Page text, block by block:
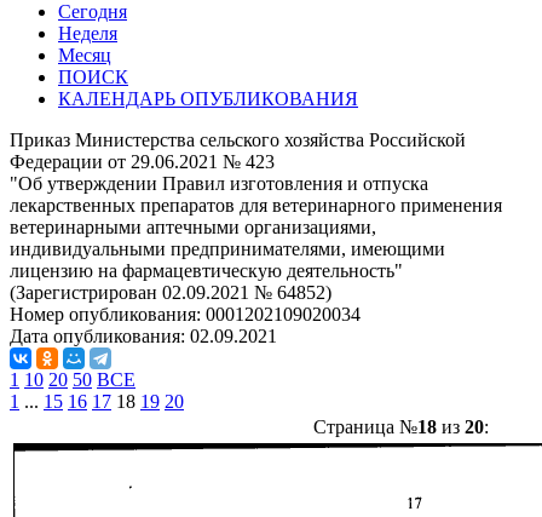
Сегодня
Неделя
Месяц
ПОИСК
КАЛЕНДАРЬ ОПУБЛИКОВАНИЯ
Приказ Министерства сельского хозяйства Российской
Федерации от 29.06.2021 № 423
"Об утверждении Правил изготовления и отпуска
лекарственных препаратов для ветеринарного применения
ветеринарными аптечными организациями,
индивидуальными предпринимателями, имеющими
лицензию на фармацевтическую деятельность"
(Зарегистрирован 02.09.2021 № 64852)
Номер опубликования: 0001202109020034
Дата опубликования: 02.09.2021
1 10 20 50 ВСЕ
1 ... 15 16 17 18 19 20
Страница №18из 20: